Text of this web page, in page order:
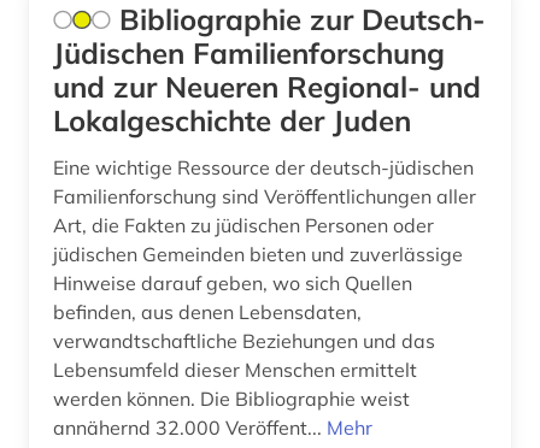
deutsch (4)
deutsche (1)
deutscher alpenverein (1)
deutscher einwanderer (1)
deutsches reich (1)
deutsches sprachgebiet (12)
deutschland (38)
Bibliographie zur Deutsch-
Jüdischen Familienforschung
und zur Neueren Regional- und
Lokalgeschichte der Juden
Eine wichtige Ressource der deutsch-jüdischen
Familienforschung sind Veröffentlichungen aller
Art, die Fakten zu jüdischen Personen oder
jüdischen Gemeinden bieten und zuverlässige
Hinweise darauf geben, wo sich Quellen
befinden, aus denen Lebensdaten,
verwandtschaftliche Beziehungen und das
Lebensumfeld dieser Menschen ermittelt
werden können. Die Bibliographie weist
annähernd 32.000 Veröffent... Mehr